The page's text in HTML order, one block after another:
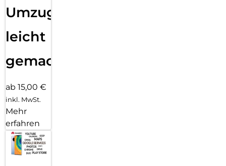
Umzug
leicht
gemacht!
ab 15,00 €
inkl. MwSt.
Mehr
erfahren